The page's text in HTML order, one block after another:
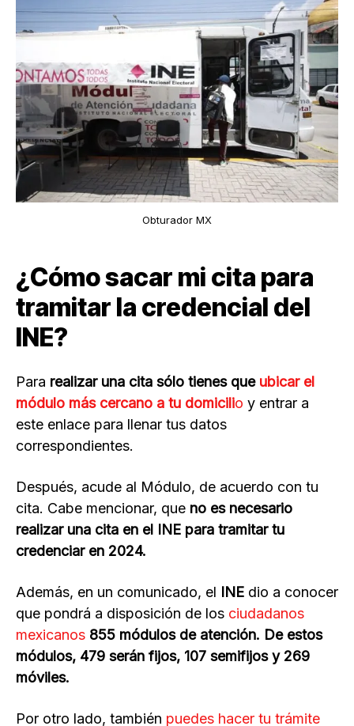
Obturador MX
¿Cómo sacar mi cita para
tramitar la credencial del
INE?
Para realizar una cita sólo tienes que ubicar el
módulo más cercano a tu domicilio y entrar a
este enlace para llenar tus datos
correspondientes.
Después, acude al Módulo, de acuerdo con tu
cita. Cabe mencionar, que no es necesario
realizar una cita en el INE para tramitar tu
credenciar en 2024.
Además, en un comunicado, el INE dio a conocer
que pondrá a disposición de los ciudadanos
mexicanos 855 módulos de atención. De estos
módulos, 479 serán fijos, 107 semifijos y 269
móviles.
Por otro lado, también puedes hacer tu trámite